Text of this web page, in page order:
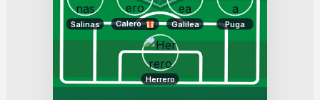
Herrero
Salinas Calero Galilea Puga